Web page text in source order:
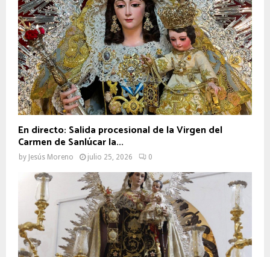
En directo: Salida procesional de la Virgen del
Carmen de Sanlúcar la...
by Jesús Moreno julio 25, 2026 0